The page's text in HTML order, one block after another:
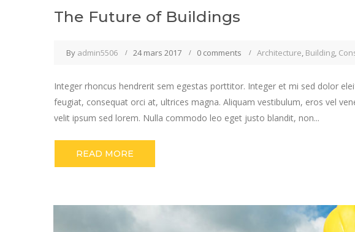
The Future of Buildings
By admin5506 24 mars 2017 0 comments Architecture, Building,
Integer rhoncus hendrerit sem egestas porttitor. Integer et mi sed dolor
feugiat, consequat orci at, ultrices magna. Aliquam vestibulum, eros vel
velit ipsum sed lorem. Nulla commodo leo eget justo blandit, non...
READ MORE